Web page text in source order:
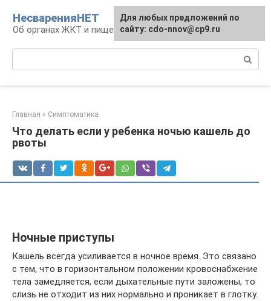
контенту
НесваренияНЕТ
Об органах ЖКТ и пищеварении
Главная » Симптоматика
Что делать если у ребенка ночью кашель до
рвоты
Ночные приступы
Кашель всегда усиливается в ночное время. Это связано
с тем, что в горизонтальном положении кровоснабжение
тела замедляется, если дыхательные пути заложены, то
слизь не отходит из них нормально и проникает в глотку.
Для любых предложений по
сайту: cdo-nnov@cp9.ru